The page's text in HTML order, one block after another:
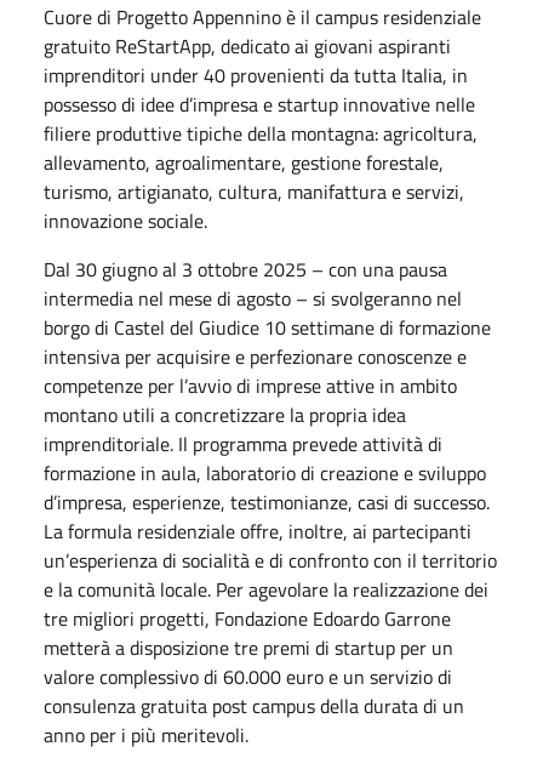
Cuore di Progetto Appennino è il campus residenziale
gratuito ReStartApp, dedicato ai giovani aspiranti
imprenditori under 40 provenienti da tutta Italia, in
possesso di idee d’impresa e startup innovative nelle
filiere produttive tipiche della montagna: agricoltura,
allevamento, agroalimentare, gestione forestale,
turismo, artigianato, cultura, manifattura e servizi,
innovazione sociale.
Dal 30 giugno al 3 ottobre 2025 – con una pausa
intermedia nel mese di agosto – si svolgeranno nel
borgo di Castel del Giudice 10 settimane di formazione
intensiva per acquisire e perfezionare conoscenze e
competenze per l’avvio di imprese attive in ambito
montano utili a concretizzare la propria idea
imprenditoriale. Il programma prevede attività di
formazione in aula, laboratorio di creazione e sviluppo
d’impresa, esperienze, testimonianze, casi di successo.
La formula residenziale offre, inoltre, ai partecipanti
un’esperienza di socialità e di confronto con il territorio
e la comunità locale. Per agevolare la realizzazione dei
tre migliori progetti, Fondazione Edoardo Garrone
metterà a disposizione tre premi di startup per un
valore complessivo di 60.000 euro e un servizio di
consulenza gratuita post campus della durata di un
anno per i più meritevoli.